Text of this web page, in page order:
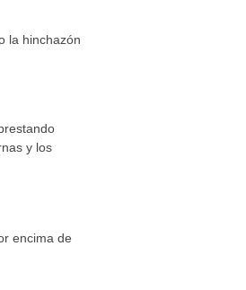
la hinchazón
y los
encima de